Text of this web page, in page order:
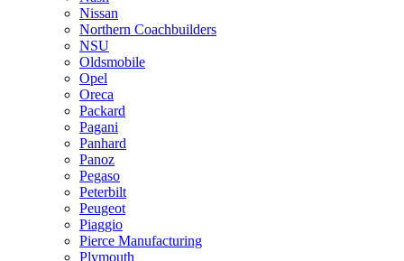
Nissan
Northern Coachbuilders
NSU
Oldsmobile
Opel
Oreca
Packard
Pagani
Panhard
Panoz
Pegaso
Peterbilt
Peugeot
Piaggio
Pierce Manufacturing
Plymouth